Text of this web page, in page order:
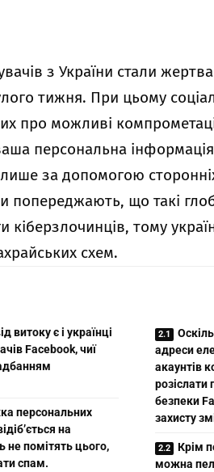
з України стали
тижня. При цьому
про можливі
персональна
за допомогою
попереджають, що такі
кіберзлочинців, тому
схем.
витоку є і українці
Facebook, чиї
персональних
на
не помітять цього,
спам.
адреси
акаунтів
розіслати
безпеки
захисту
Крім
можна